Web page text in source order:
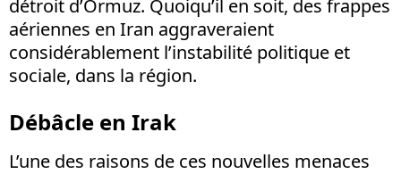
détroit d’Ormuz. Quoiqu’il en soit, des frappes
aériennes en Iran aggraveraient
considérablement l’instabilité politique et
sociale, dans la région.
Débâcle en Irak
L’une des raisons de ces nouvelles menaces